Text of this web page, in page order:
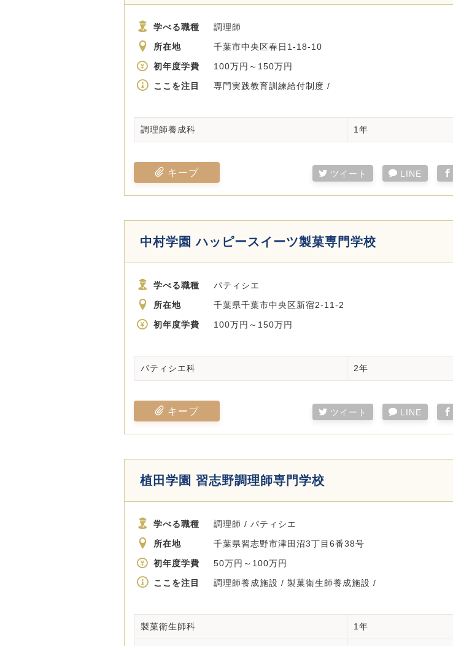
学べる職種
調理師
所在地
千葉市中央区春日1-18-10
初年度学費
100万円～150万円
ここを注目
専門実践教育訓練給付制度 /
調理師養成科 1年
キープ ツイート LINE
中村学園 ハッピースイーツ製菓専門学校
学べる職種
パティシエ
所在地
千葉県千葉市中央区新宿2-11-2
初年度学費
100万円～150万円
パティシエ科 2年
キープ ツイート LINE
植田学園 習志野調理師専門学校
学べる職種
調理師 / パティシエ
所在地
千葉県習志野市津田沼3丁目6番38号
初年度学費
50万円～100万円
ここを注目
調理師養成施設 / 製菓衛生師養成施設 /
製菓衛生師科 1年